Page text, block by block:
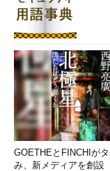
GOETHEとFINCHIが
み、新メディアを創設